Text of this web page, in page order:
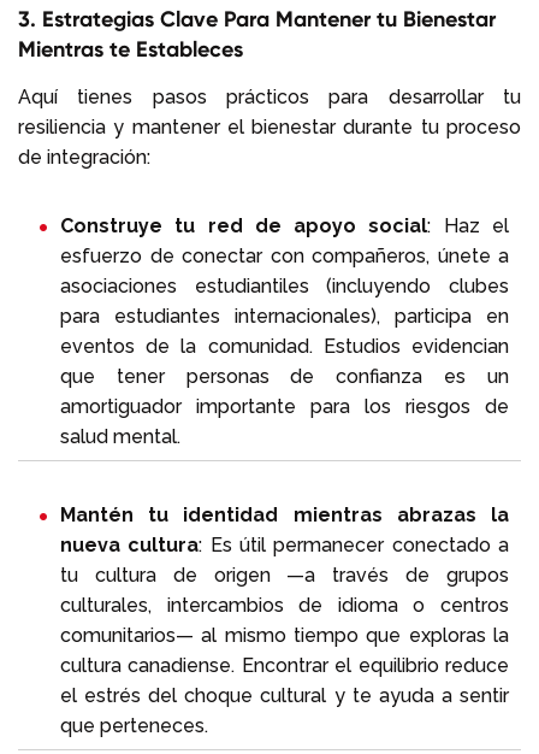
3. Estrategias Clave Para Mantener tu Bienestar
Mientras te Estableces
Aquí tienes pasos prácticos para desarrollar tu
resiliencia y mantener el bienestar durante tu proceso
de integración:
Construye tu red de apoyo social: Haz el
esfuerzo de conectar con compañeros, únete a
asociaciones estudiantiles (incluyendo clubes
para estudiantes internacionales), participa en
eventos de la comunidad. Estudios evidencian
que tener personas de confianza es un
amortiguador importante para los riesgos de
salud mental.
Mantén tu identidad mientras abrazas la
nueva cultura: Es útil permanecer conectado a
tu cultura de origen —a través de grupos
culturales, intercambios de idioma o centros
comunitarios— al mismo tiempo que exploras la
cultura canadiense. Encontrar el equilibrio reduce
el estrés del choque cultural y te ayuda a sentir
que perteneces.